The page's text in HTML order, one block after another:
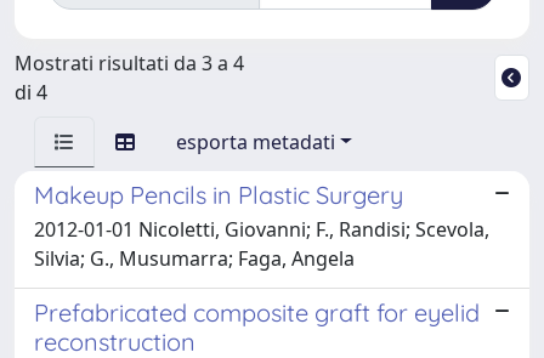
Mostrati risultati da 3 a 4
di 4
esporta metadati
Makeup Pencils in Plastic Surgery
2012-01-01 Nicoletti, Giovanni; F., Randisi; Scevola,
Silvia; G., Musumarra; Faga, Angela
Prefabricated composite graft for eyelid
reconstruction